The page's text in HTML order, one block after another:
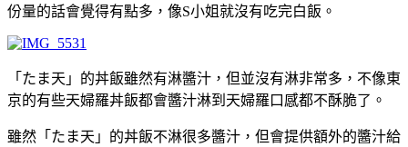
份量的話會覺得有點多，像S小姐就沒有吃完白飯。
「たま天」的丼飯雖然有淋醬汁，但並沒有淋非常多，不像東
京的有些天婦羅丼飯都會醬汁淋到天婦羅口感都不酥脆了。
雖然「たま天」的丼飯不淋很多醬汁，但會提供額外的醬汁給